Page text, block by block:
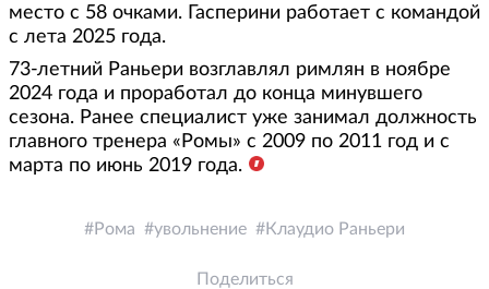
место с 58 очками. Гасперини работает с командой
с лета 2025 года.
73-летний Раньери возглавлял римлян в ноябре
2024 года и проработал до конца минувшего
сезона. Ранее специалист уже занимал должность
главного тренера «Ромы» с 2009 по 2011 год и с
марта по июнь 2019 года.
Рома увольнение Клаудио Раньери
Поделиться